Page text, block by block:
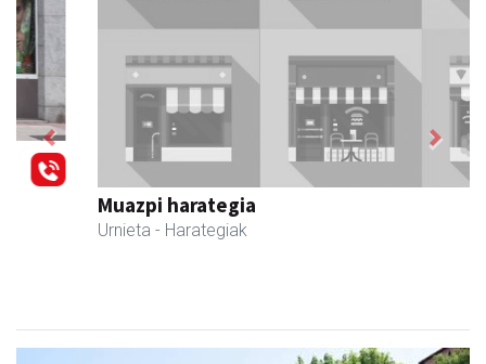
Muazpi harategia
- Harategiak
Previous Next